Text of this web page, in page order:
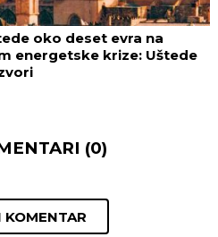
oko deset evra na
energetske krize: Uštede
(0)
KOMENTAR